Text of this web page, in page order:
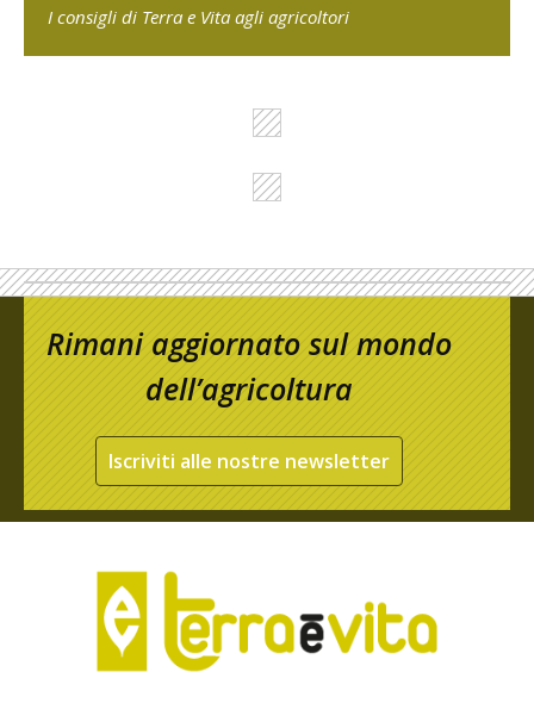
I consigli di Terra e Vita agli agricoltori
Rimani aggiornato sul mondo
dell’agricoltura
Iscriviti alle nostre newsletter